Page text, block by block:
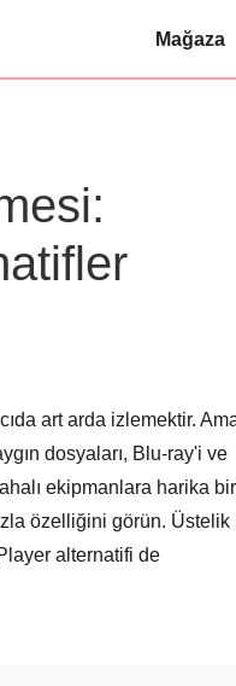
Mağaza
art arda izlemektir.
dosyaları, Blu-ray'i ve
ekipmanlara harika bir
özelliğini görün. Üstelik
alternatifi de